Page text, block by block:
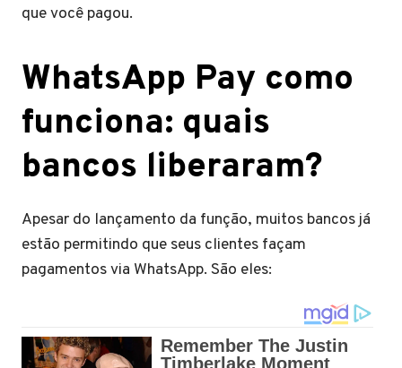
que você pagou.
WhatsApp Pay como
funciona: quais
bancos liberaram?
Apesar do lançamento da função, muitos bancos já
estão permitindo que seus clientes façam
pagamentos via WhatsApp. São eles: